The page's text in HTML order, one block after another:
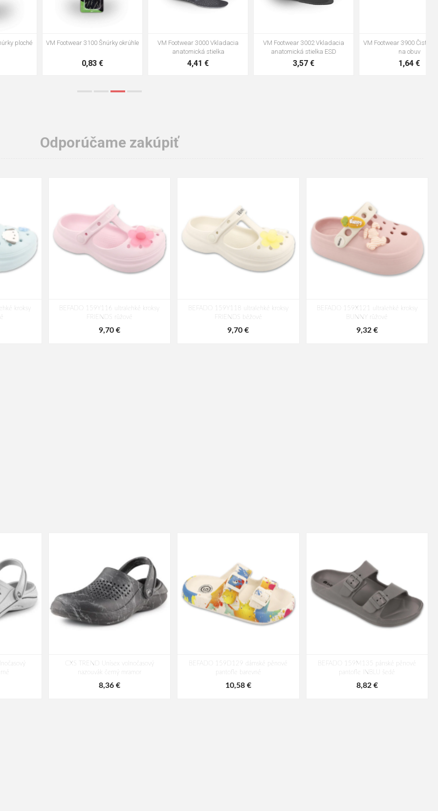
VM Footwear 3002 Vkladacia
VM Footwear 3900 Čistiaca huba
na obuv
VM Footwear 3600 Impregnace
water stop
Vložka Bennon ABSORBA XTR
Odporúčame zakúpiť
kroksy
BEFADO 159Y116 ultralehké kroksy
FRIENDS růžové
9,70 €
BEFADO 159Y118 ultralehké kroksy
FRIENDS béžové
9,70 €
BEFADO 159X121 ultralehké kroksy
BUNNY růžové
9,32 €
CXS TREND Unisex volnočasový
nazouvák černý mramor
8,36 €
BEFADO 159D129 dámské pěnové
pantofle barevné
10,58 €
BEFADO 159M135 pánské pěnové
pantofle INBLU šedé
8,82 €